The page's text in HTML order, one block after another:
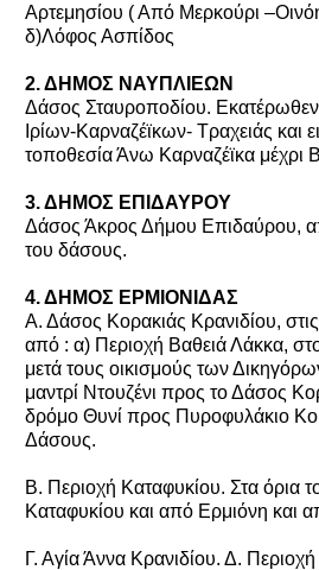
Αρτεμησίου ( Από Μερκούρι
δ)Λόφος Ασπίδος
2. ΔΗΜΟΣ ΝΑΥΠΛΙΕΩΝ
Δάσος Σταυροποδίου.
Ιρίων-Καρναζέϊκων- Τραχειάς και
τοποθεσία Άνω Καρναζέϊκα μέχρι
3. ΔΗΜΟΣ ΕΠΙΔΑΥΡΟΥ
Δάσος Άκρος Δήμου Επιδαύρου,
του δάσους.
4. ΔΗΜΟΣ ΕΡΜΙΟΝΙΔΑΣ
Α. Δάσος Κορακιάς Κρανιδίου,
από : α) Περιοχή Βαθειά Λάκκα,
μετά τους οικισμούς των
μαντρί Ντουζένι προς το Δάσος
δρόμο Θυνί προς Πυροφυλάκιο
Δάσους.
Β. Περιοχή Καταφυκίου. Στα όρια
Καταφυκίου και από Ερμιόνη και
Γ. Αγία Άννα Κρανιδίου. Δ.